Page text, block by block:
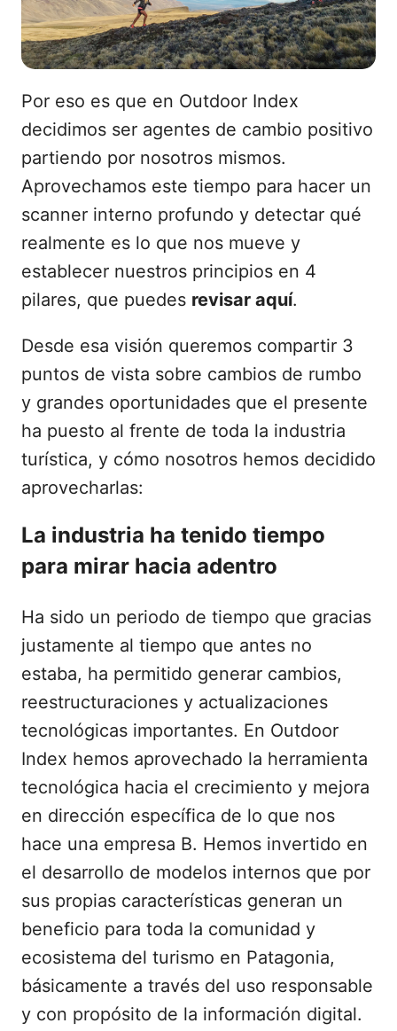
Por eso es que en Outdoor Index
decidimos ser agentes de cambio positivo
partiendo por nosotros mismos.
Aprovechamos este tiempo para hacer un
scanner interno profundo y detectar qué
realmente es lo que nos mueve y
establecer nuestros principios en 4
pilares, que puedes revisar aquí.
Desde esa visión queremos compartir 3
puntos de vista sobre cambios de rumbo
y grandes oportunidades que el presente
ha puesto al frente de toda la industria
turística, y cómo nosotros hemos decidido
aprovecharlas:
La industria ha tenido tiempo
para mirar hacia adentro
Ha sido un periodo de tiempo que gracias
justamente al tiempo que antes no
estaba, ha permitido generar cambios,
reestructuraciones y actualizaciones
tecnológicas importantes. En Outdoor
Index hemos aprovechado la herramienta
tecnológica hacia el crecimiento y mejora
en dirección específica de lo que nos
hace una empresa B. Hemos invertido en
el desarrollo de modelos internos que por
sus propias características generan un
beneficio para toda la comunidad y
ecosistema del turismo en Patagonia,
básicamente a través del uso responsable
y con propósito de la información digital.